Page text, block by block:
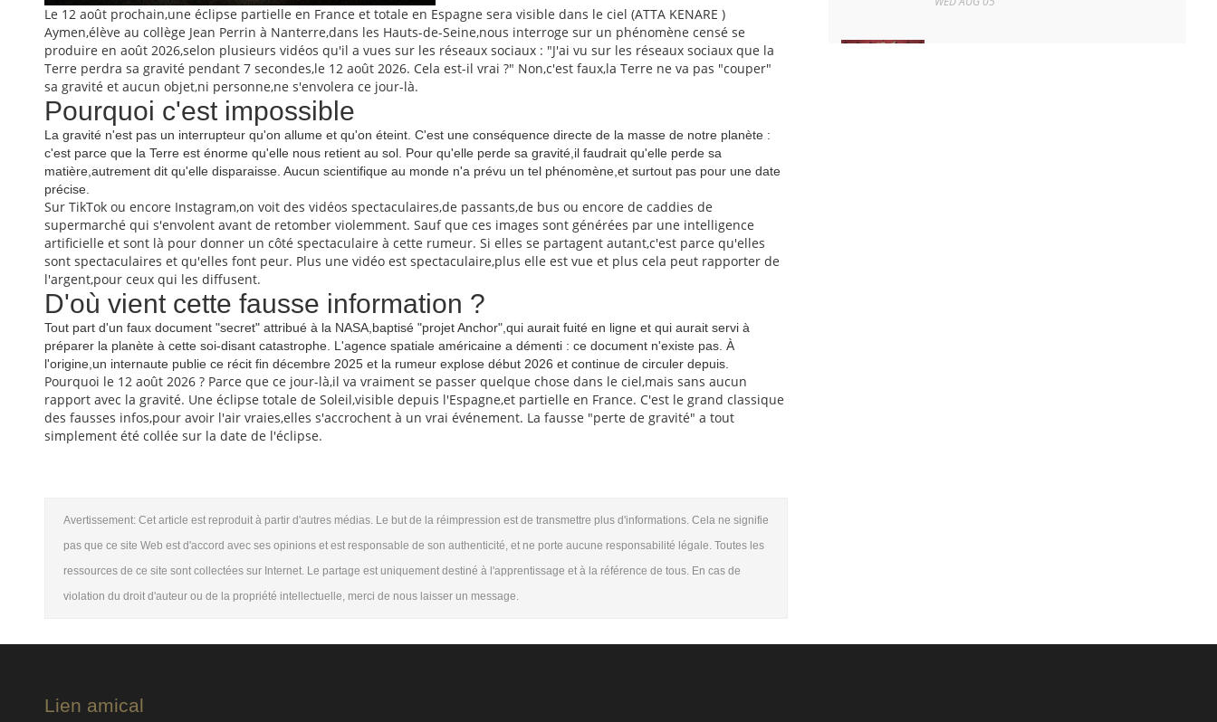
Le 12 août prochain,une éclipse partielle en France et totale en Espagne sera visible dans le ciel (ATTA KENARE )
Aymen,élève au collège Jean Perrin à Nanterre,dans les Hauts-de-Seine,nous interroge sur un phénomène censé se
produire en août 2026,selon plusieurs vidéos qu'il a vues sur les réseaux sociaux : "J'ai vu sur les réseaux sociaux que la
Terre perdra sa gravité pendant 7 secondes,le 12 août 2026. Cela est-il vrai ?" Non,c'est faux,la Terre ne va pas "couper"
sa gravité et aucun objet,ni personne,ne s'envolera ce jour-là.
Pourquoi c'est impossible
La gravité n'est pas un interrupteur qu'on allume et qu'on éteint. C'est une conséquence directe de la masse de notre planète :
c'est parce que la Terre est énorme qu'elle nous retient au sol. Pour qu'elle perde sa gravité,il faudrait qu'elle perde sa
matière,autrement dit qu'elle disparaisse. Aucun scientifique au monde n'a prévu un tel phénomène,et surtout pas pour une date
précise.
Sur TikTok ou encore Instagram,on voit des vidéos spectaculaires,de passants,de bus ou encore de caddies de
supermarché qui s'envolent avant de retomber violemment. Sauf que ces images sont générées par une intelligence
artificielle et sont là pour donner un côté spectaculaire à cette rumeur. Si elles se partagent autant,c'est parce qu'elles
sont spectaculaires et qu'elles font peur. Plus une vidéo est spectaculaire,plus elle est vue et plus cela peut rapporter de
l'argent,pour ceux qui les diffusent.
D'où vient cette fausse information ?
Tout part d'un faux document "secret" attribué à la NASA,baptisé "projet Anchor",qui aurait fuité en ligne et qui aurait servi à
préparer la planète à cette soi-disant catastrophe. L'agence spatiale américaine a démenti : ce document n'existe pas. À
l'origine,un internaute publie ce récit fin décembre 2025 et la rumeur explose début 2026 et continue de circuler depuis.
Pourquoi le 12 août 2026 ? Parce que ce jour-là,il va vraiment se passer quelque chose dans le ciel,mais sans aucun
rapport avec la gravité. Une éclipse totale de Soleil,visible depuis l'Espagne,et partielle en France. C'est le grand classique
des fausses infos,pour avoir l'air vraies,elles s'accrochent à un vrai événement. La fausse "perte de gravité" a tout
simplement été collée sur la date de l'éclipse.
Avertissement: Cet article est reproduit à partir d'autres médias. Le but de la réimpression est de transmettre plus d'informations. Cela ne signifie
pas que ce site Web est d'accord avec ses opinions et est responsable de son authenticité, et ne porte aucune responsabilité légale. Toutes les
ressources de ce site sont collectées sur Internet. Le partage est uniquement destiné à l'apprentissage et à la référence de tous. En cas de
violation du droit d'auteur ou de la propriété intellectuelle, merci de nous laisser un message.
Lien amical